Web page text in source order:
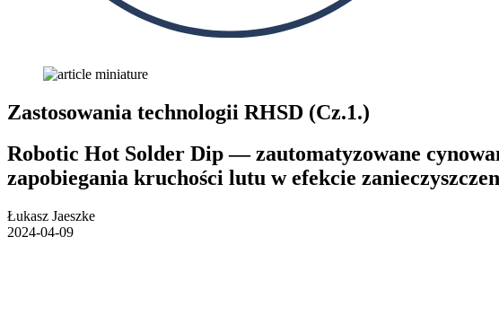
Zastosowania technologii RHSD (Cz.1.)
Robotic Hot Solder Dip — zautomatyzowane
zapobiegania kruchości lutu w efekcie
Łukasz Jaeszke
2024-04-09